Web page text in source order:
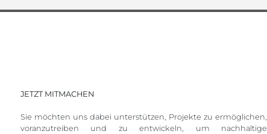
JETZT MITMACHEN
Sie möchten uns dabei unterstützen, Projekte zu ermöglichen,
voranzutreiben und zu entwickeln, um nachhaltige